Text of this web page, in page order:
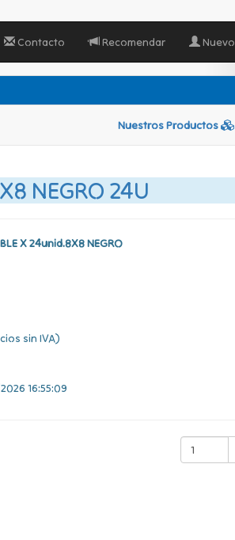
Contacto Recomendar Nuevo
Nuestros Productos
NEGRO 24U
X 24unid.8X8 NEGRO
sin IVA)
16:55:09